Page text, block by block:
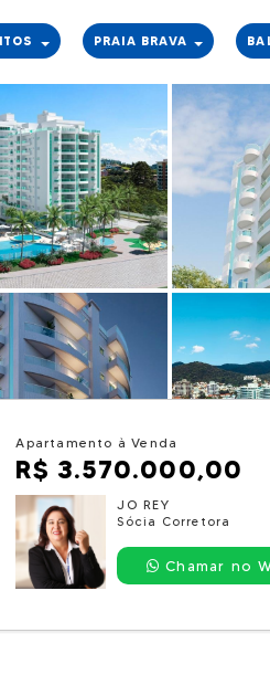
PRAIA BRAVA
Apartamento à Venda
R$ 3.570.000,00
JO REY
Sócia Corretora
Chamar no